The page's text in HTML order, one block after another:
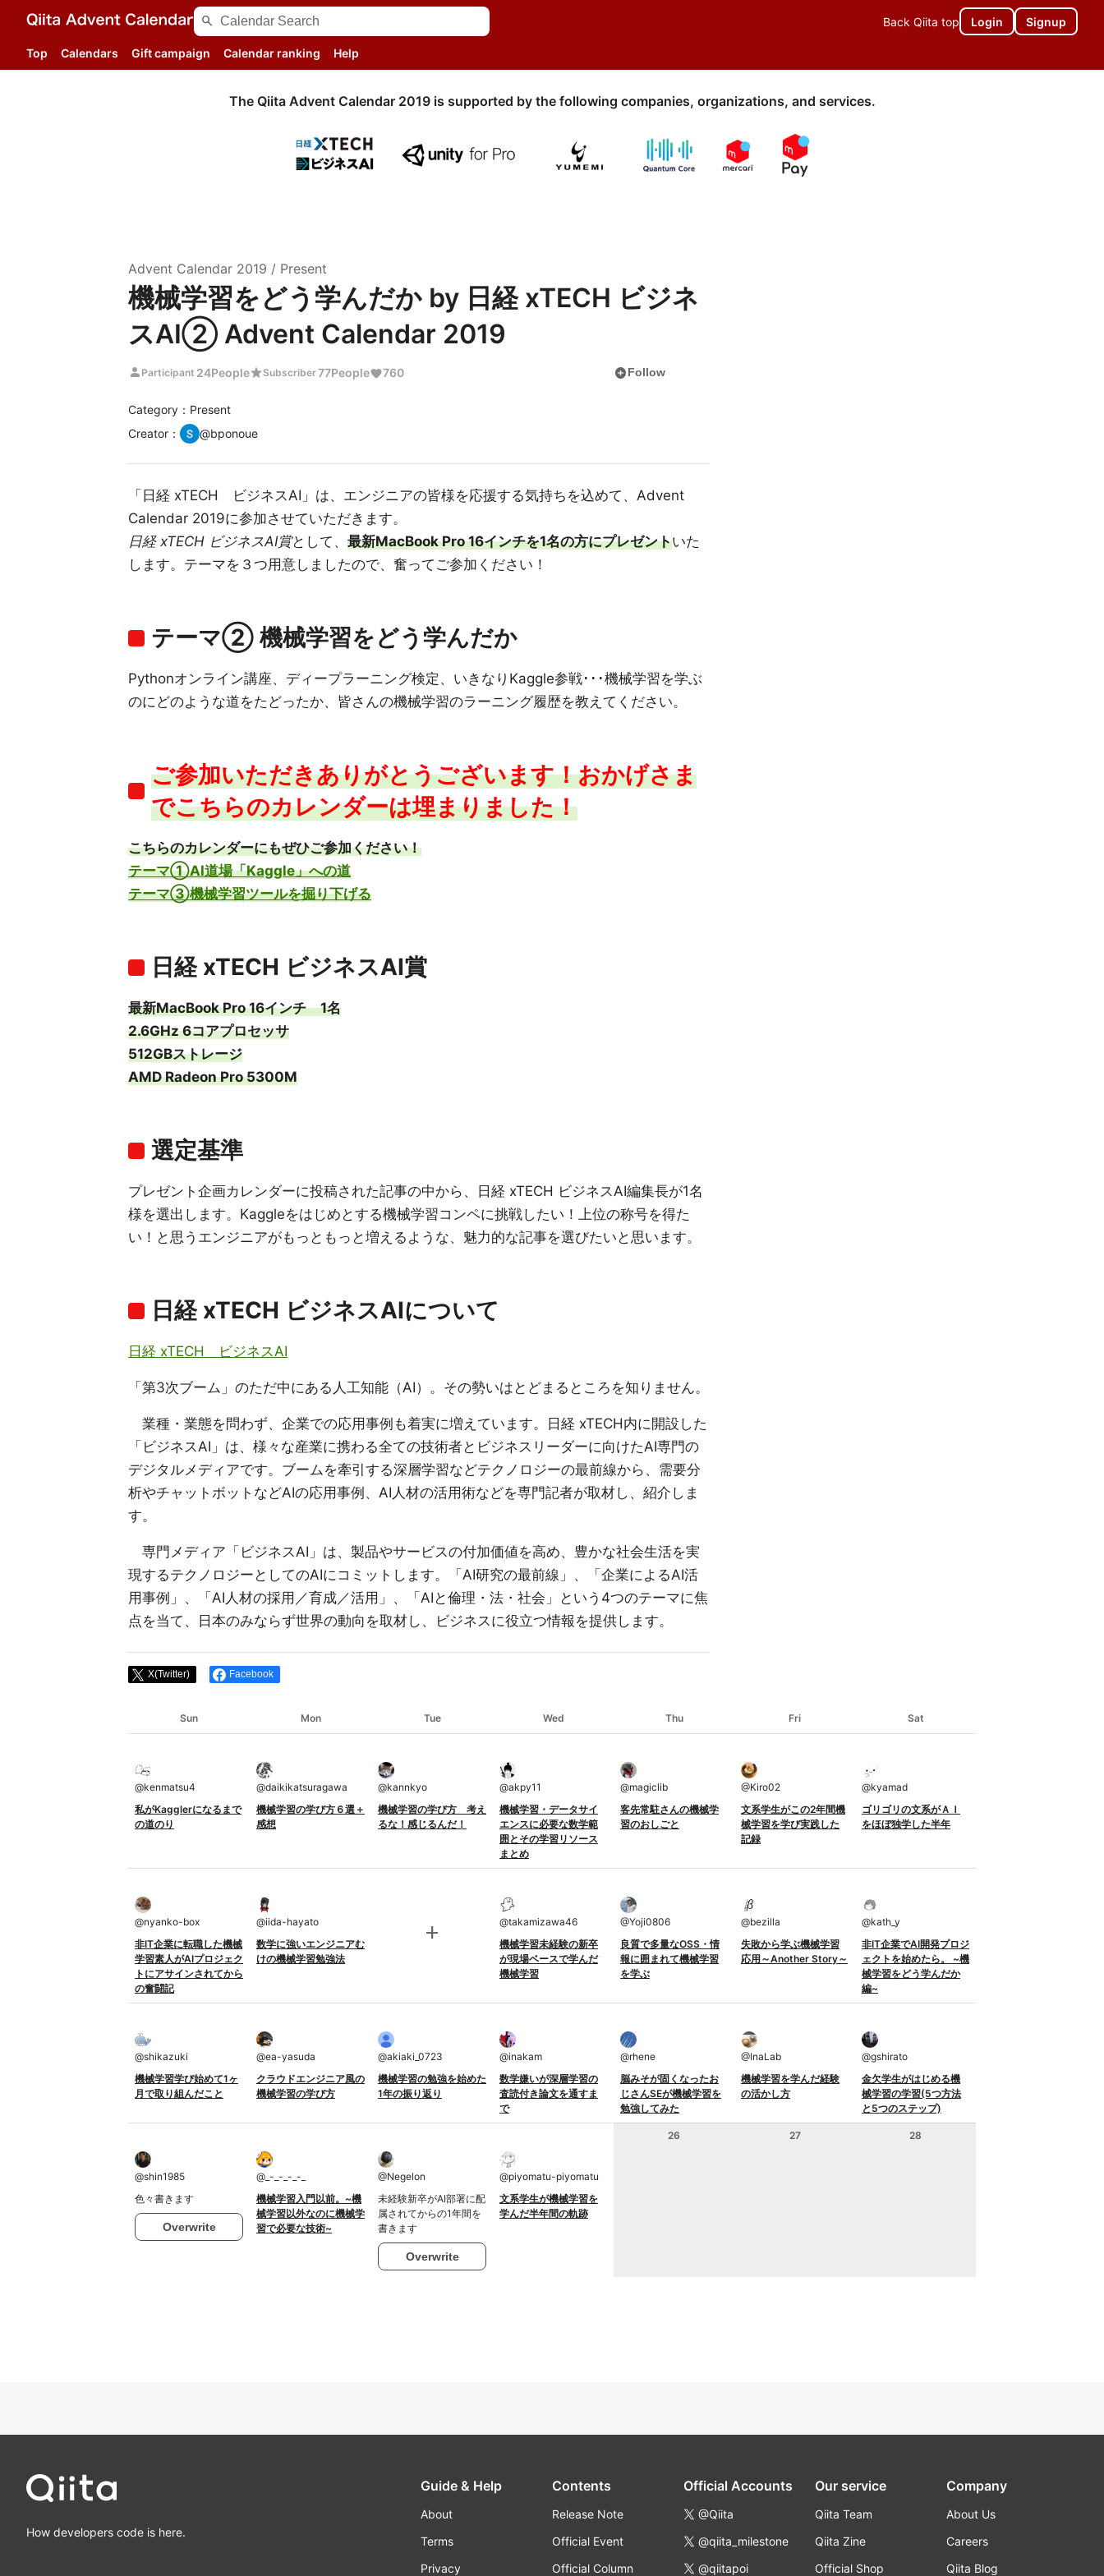
search Back Qiita top Login Signup
Top Calendars Gift campaign Calendar ranking Help
The Qiita Advent Calendar 2019 is supported by the following companies, organizations, and services.
Advent Calendar 2019 / Present
機械学習をどう学んだか by 日経 xTECH ビジネ
スAI② Advent Calendar 2019
person Participant 24PeoplestarSubscriber77People 760 add_circleFollow
Category：Present
Creator ： @bponoue
「日経 xTECH ビジネスAI」は、エンジニアの皆様を応援する気持ちを込めて、Advent
Calendar 2019に参加させていただきます。
日経 xTECH ビジネスAI賞として、 最新MacBook Pro 16インチを1名の方にプレゼントいた
します。テーマを３つ用意しましたので、奮ってご参加ください！
テーマ② 機械学習をどう学んだか
Pythonオンライン講座、ディープラーニング検定、いきなりKaggle参戦･･･機械学習を学ぶ
のにどのような道をたどったか、皆さんの機械学習のラーニング履歴を教えてください。
ご参加いただきありがとうございます！おかげさま
でこちらのカレンダーは埋まりました！
こちらのカレンダーにもぜひご参加ください！
テーマ①AI道場「Kaggle」への道
テーマ③機械学習ツールを掘り下げる
日経 xTECH ビジネスAI賞
最新MacBook Pro 16インチ 1名
2.6GHz 6コアプロセッサ
512GBストレージ
AMD Radeon Pro 5300M
選定基準
プレゼント企画カレンダーに投稿された記事の中から、日経 xTECH ビジネスAI編集長が1名
様を選出します。Kaggleをはじめとする機械学習コンペに挑戦したい！上位の称号を得た
い！と思うエンジニアがもっともっと増えるような、魅力的な記事を選びたいと思います。
日経 xTECH ビジネスAIについて
日経 xTECH ビジネスAI
「第3次ブーム」のただ中にある人工知能（AI）。その勢いはとどまるところを知りません。
業種・業態を問わず、企業での応用事例も着実に増えています。日経 xTECH内に開設した
「ビジネスAI」は、様々な産業に携わる全ての技術者とビジネスリーダーに向けたAI専門の
デジタルメディアです。ブームを牽引する深層学習などテクノロジーの最前線から、需要分
析やチャットボットなどAIの応用事例、AI人材の活用術などを専門記者が取材し、紹介しま
す。
専門メディア「ビジネスAI」は、製品やサービスの付加価値を高め、豊かな社会生活を実
現するテクノロジーとしてのAIにコミットします。「AI研究の最前線」、「企業によるAI活
用事例」、「AI人材の採用／育成／活用」、「AIと倫理・法・社会」という4つのテーマに焦
点を当て、日本のみならず世界の動向を取材し、ビジネスに役立つ情報を提供します。
X(Twitter) Facebook
Sun Mon Tue Wed Thu Fri Sat
@kenmatsu4
私がKagglerになるまで
の道のり
@daikikatsuragawa
機械学習の学び方６選＋
感想
@kannkyo
機械学習の学び方 考え
るな！感じるんだ！
@akpy11
機械学習・データサイ
エンスに必要な数学範
囲とその学習リソース
まとめ
@magiclib
客先常駐さんの機械学
習のおしごと
@Kiro02
文系学生がこの2年間機
械学習を学び実践した
記録
@kyamad
ゴリゴリの文系がＡＩ
をほぼ独学した半年
@nyanko-box
非IT企業に転職した機械
学習素人がAIプロジェク
トにアサインされてから
の奮闘記
@iida-hayato
数学に強いエンジニアむ
けの機械学習勉強法
add @takamizawa46
機械学習未経験の新卒
が現場ベースで学んだ
機械学習
@Yoji0806
良質で多量なOSS・情
報に囲まれて機械学習
を学ぶ
@bezilla
失敗から学ぶ機械学習
応用～Another Story～
@kath_y
非IT企業でAI開発プロジ
ェクトを始めたら。 ~機
械学習をどう学んだか
編~
@shikazuki
機械学習学び始めて1ヶ
月で取り組んだこと
@ea-yasuda
クラウドエンジニア風の
機械学習の学び方
@akiaki_0723
機械学習の勉強を始めた
1年の振り返り
@inakam
数学嫌いが深層学習の
査読付き論文を通すま
で
@rhene
脳みそが固くなったお
じさんSEが機械学習を
勉強してみた
@InaLab
機械学習を学んだ経験
の活かし方
@gshirato
金欠学生がはじめる機
械学習の学習(5つ方法
と5つのステップ)
@shin1985
色々書きます
Overwrite
@ _-_-_-_-_
機械学習入門以前。~機
械学習以外なのに機械学
習で必要な技術~
@Negelon
未経験新卒がAI部署に配
属されてからの1年間を
書きます
Overwrite
@piyomatu-piyomatu
文系学生が機械学習を
学んだ半年間の軌跡
26 27 28
How developers code is here.
Guide & Help
About
Terms
Privacy
Contents
Release Note
Official Event
Official Column
Official Accounts
@Qiita
@qiita_milestone
@qiitapoi
Our service
Qiita Team
Qiita Zine
Official Shop
Company
About Us
Careers
Qiita Blog